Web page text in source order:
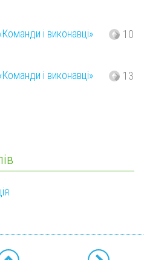
і виконавці» 10
і виконавці» 13